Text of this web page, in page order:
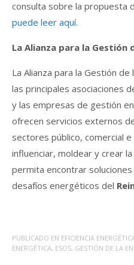
consulta sobre la propuesta
puede leer aquí.
La Alianza para la Gestión
La Alianza para la Gestión de
las principales asociaciones
y las empresas de gestión
ofrecen servicios externos
sectores público, comercial
influenciar, moldear y crear
permita encontrar
desafíos energéticos del
PUBLICADO EN EFICIENCIA
ENERGÉTICA, ESOS, GESTIÓN DE LA